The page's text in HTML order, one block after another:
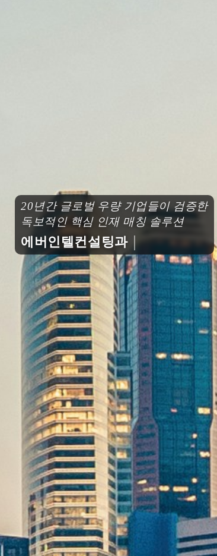
20년간 글로벌 우량 기업들이 검증한
독보적인 핵심 인재 매칭 솔루션
에버인텔컨설팅과 함께 도약하세요